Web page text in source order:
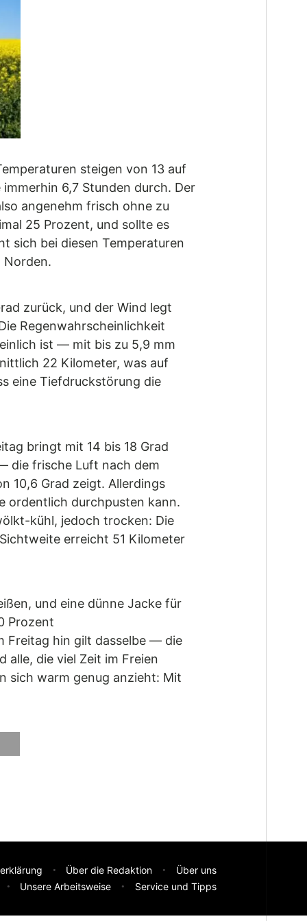
steigen von 13 auf
6,7 Stunden durch. Der
angenehm frisch ohne zu
25 Prozent, und sollte es
sich bei diesen Temperaturen
Norden.
zurück, und der Wind legt
Regenwahrscheinlichkeit
ist — mit bis zu 5,9 mm
22 Kilometer, was auf
eine Tiefdruckstörung die
bringt mit 14 bis 18 Grad
die frische Luft nach dem
10,6 Grad zeigt. Allerdings
ordentlich durchpusten kann.
kühl, jedoch trocken: Die
erreicht 51 Kilometer
und eine dünne Jacke für
Prozent
Freitag hin gilt dasselbe — die
die viel Zeit im Freien
sich warm genug anzieht: Mit
Über die Redaktion
Über uns
Unsere Arbeitsweise
Service und Tipps